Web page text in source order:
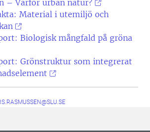
– Varför urban natur?
Material i utemiljö och
Biologisk mångfald på gröna
Grönstruktur som integrerat